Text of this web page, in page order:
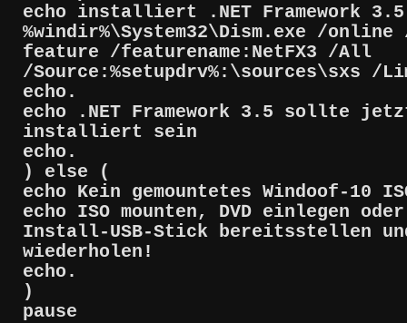
echo installiert .NET Framework
%windir%\System32\Dism.exe /
feature /featurename:NetFX3 /All
/Source:%setupdrv%:\sources\sxs /
echo.
echo .NET Framework 3.5 sollte
installiert sein
echo.
) else (
echo Kein gemountetes Windoof-10
echo ISO mounten, DVD einlegen oder
Install-USB-Stick bereitsstellen
wiederholen!
echo.
)
pause